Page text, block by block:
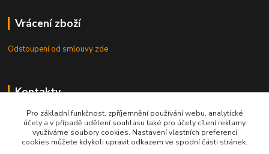
Vrácení zboží
Odstoupení od smlouvy zde
Kontakty
8.00 - 22.00 / info@opasky.biz
Pro základní funkčnost, zpříjemnění používání webu, analytické
účely a v případě udělení souhlasu také pro účely cílení reklamy
využíváme soubory cookies. Nastavení vlastních preferencí
cookies můžete kdykoli upravit odkazem ve spodní části stránek.